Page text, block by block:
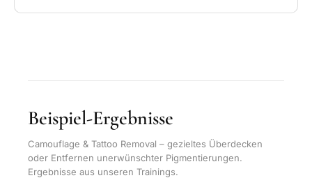
Beispiel-Ergebnisse
Camouflage & Tattoo Removal – gezieltes Überdecken
oder Entfernen unerwünschter Pigmentierungen.
Ergebnisse aus unseren Trainings.